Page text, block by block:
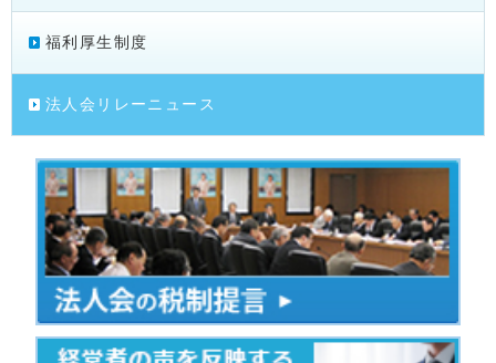
福利厚生制度
法人会リレーニュース